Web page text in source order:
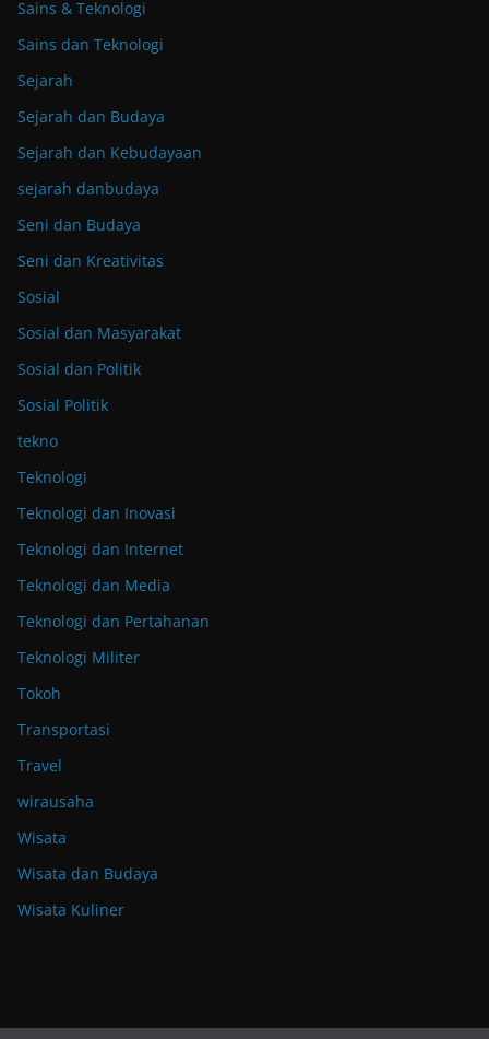
Sains & Teknologi
Sains dan Teknologi
Sejarah
Sejarah dan Budaya
Sejarah dan Kebudayaan
sejarah danbudaya
Seni dan Budaya
Seni dan Kreativitas
Sosial
Sosial dan Masyarakat
Sosial dan Politik
Sosial Politik
tekno
Teknologi
Teknologi dan Inovasi
Teknologi dan Internet
Teknologi dan Media
Teknologi dan Pertahanan
Teknologi Militer
Tokoh
Transportasi
Travel
wirausaha
Wisata
Wisata dan Budaya
Wisata Kuliner